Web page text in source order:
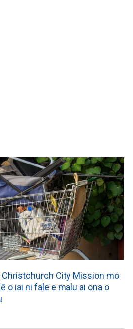
Christchurch City Mission mo
o iai ni fale e malu ai ona o